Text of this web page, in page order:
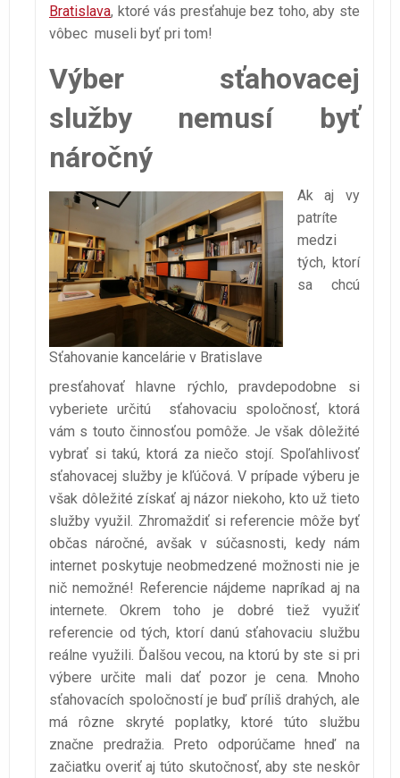
Bratislava, ktoré vás presťahuje bez toho, aby ste
vôbec museli byť pri tom!
Výber sťahovacej
služby nemusí byť
náročný
Sťahovanie kancelárie v Bratislave
Ak aj vy
patríte
medzi
tých, ktorí
sa chcú
presťahovať hlavne rýchlo, pravdepodobne si
vyberiete určitú sťahovaciu spoločnosť, ktorá
vám s touto činnosťou pomôže. Je však dôležité
vybrať si takú, ktorá za niečo stojí. Spoľahlivosť
sťahovacej služby je kľúčová. V prípade výberu je
však dôležité získať aj názor niekoho, kto už tieto
služby využil. Zhromaždiť si referencie môže byť
občas náročné, avšak v súčasnosti, kedy nám
internet poskytuje neobmedzené možnosti nie je
nič nemožné! Referencie nájdeme napríkad aj na
internete. Okrem toho je dobré tiež využiť
referencie od tých, ktorí danú sťahovaciu službu
reálne využili. Ďalšou vecou, na ktorú by ste si pri
výbere určite mali dať pozor je cena. Mnoho
sťahovacích spoločností je buď príliš drahých, ale
má rôzne skryté poplatky, ktoré túto službu
značne predražia. Preto odporúčame hneď na
začiatku overiť aj túto skutočnosť, aby ste neskôr